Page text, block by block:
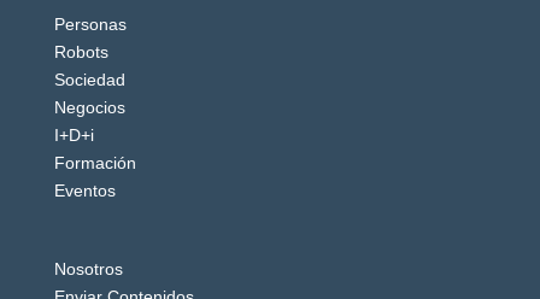
Personas
Robots
Sociedad
Negocios
I+D+i
Formación
Eventos
Nosotros